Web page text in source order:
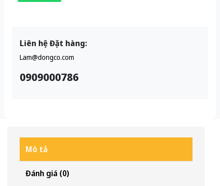
Liên hệ Đặt hàng:
Lam@dongco.com
0909000786
Mô tả
Đánh giá (0)